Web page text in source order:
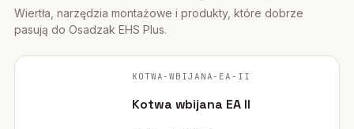
Wiertła, narzędzia montażowe i produkty, które dobrze
pasują do Osadzak EHS Plus.
ORYGINALNE ZDJĘCIE
KOTWA-WBIJANA-EA-II
Kotwa wbijana EA II